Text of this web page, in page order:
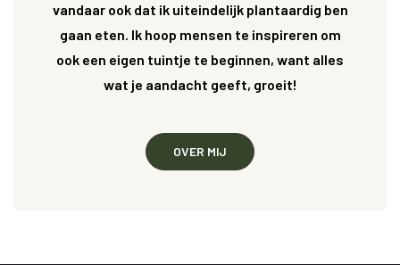
vandaar ook dat ik uiteindelijk plantaardig ben
gaan eten. Ik hoop mensen te inspireren om
ook een eigen tuintje te beginnen, want alles
wat je aandacht geeft, groeit!
OVER MIJ